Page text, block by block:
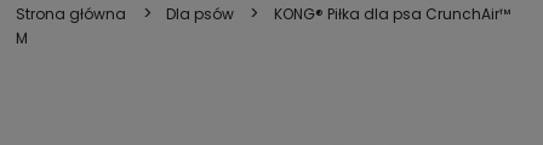
Strona główna > Dla psów >
KONG® Piłka dla psa CrunchAir™
M